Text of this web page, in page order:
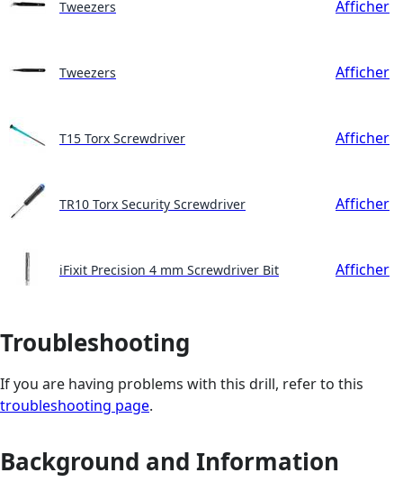
Tweezers Afficher
Tweezers Afficher
T15 Torx Screwdriver Afficher
TR10 Torx Security Screwdriver Afficher
iFixit Precision 4 mm Screwdriver Bit Afficher
Troubleshooting
If you are having problems with this drill, refer to this
troubleshooting page.
Background and Information